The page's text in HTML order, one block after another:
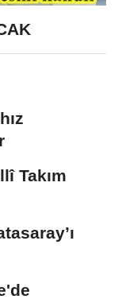
Takım